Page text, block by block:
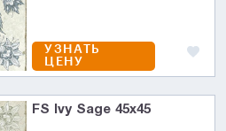
УЗНАТЬ
ЦЕНУ
FS Ivy Sage 45x45